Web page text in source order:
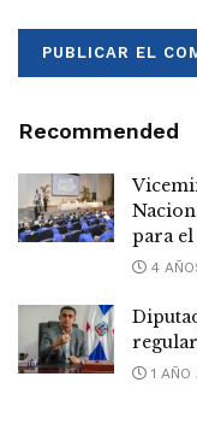
Recommended
para el
4
1 AÑO